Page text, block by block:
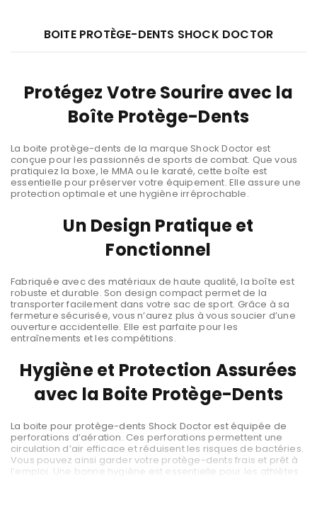
BOITE PROTÈGE-DENTS SHOCK DOCTOR
Protégez Votre Sourire avec la
Boîte Protège-Dents
La boite protège-dents de la marque Shock Doctor est
conçue pour les passionnés de sports de combat. Que vous
pratiquiez la boxe, le MMA ou le karaté, cette boîte est
essentielle pour préserver votre équipement. Elle assure une
protection optimale et une hygiène irréprochable.
Un Design Pratique et
Fonctionnel
Fabriquée avec des matériaux de haute qualité, la boîte est
robuste et durable. Son design compact permet de la
transporter facilement dans votre sac de sport. Grâce à sa
fermeture sécurisée, vous n’aurez plus à vous soucier d’une
ouverture accidentelle. Elle est parfaite pour les
entraînements et les compétitions.
Hygiène et Protection Assurées
avec la Boite Protège-Dents
La boite pour protège-dents Shock Doctor est équipée de
perforations d’aération. Ces perforations permettent une
circulation d’air efficace et réduisent les risques de bactéries.
Vous pouvez ainsi garder votre protège-dents frais et prêt à
l’emploi. Une bonne hygiène est essentielle pour les athlètes